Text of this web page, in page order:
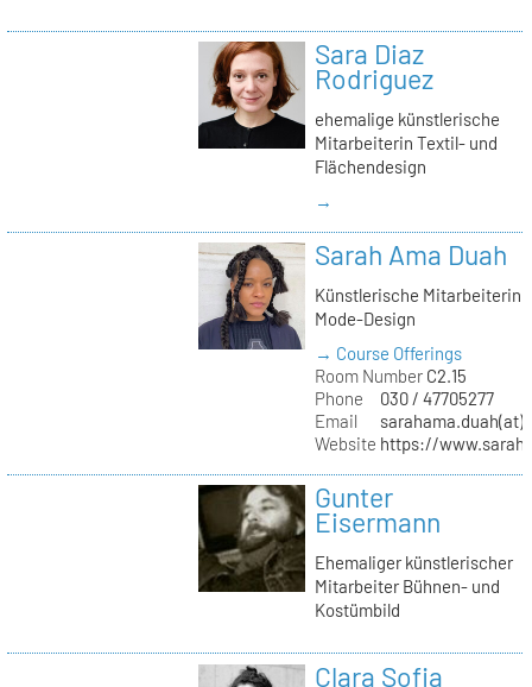
Sara Diaz
Rodriguez
ehemalige künstlerische
Mitarbeiterin Textil- und
Flächendesign
→
Sarah Ama Duah
Künstlerische Mitarbeiterin
Mode-Design
→ Course Offerings
Room NumberC2.15
Phone
030 / 47705277
Email
Website https://
Gunter
Eisermann
Ehemaliger künstlerischer
Mitarbeiter Bühnen- und
Kostümbild
Clara Sofia